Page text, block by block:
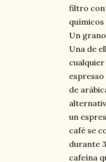
filtro
químicos
Un
Una de
de
un
café se
durante
cafeína